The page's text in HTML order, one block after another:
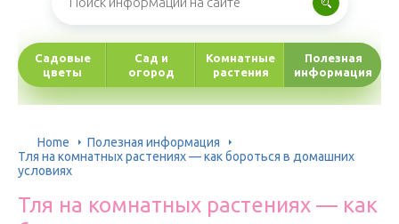
Садовые
цветы
Сад и
огород
Комнатные
растения
Полезная
информация
Home
Полезная информация
Тля на комнатных растениях — как бороться в домашних
условиях
Тля на комнатных растениях — как